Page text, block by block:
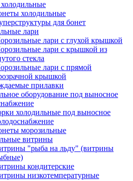
холодильные
для бонет
лари
лари с глухой крышкой
лари с крышкой из
стекла
лари с прямой
крышкой
прилавки
оборудование под выносное
холодильные под выносное
морозильные
витрины
"рыба на льду" (витрины
кондитерские
низкотемпературные